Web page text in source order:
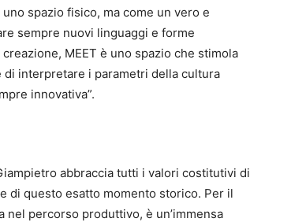
spazio fisico, ma come un vero e
sempre nuovi linguaggi e forme
MEET è uno spazio che stimola
di interpretare i parametri della cultura
innovativa”.
abbraccia tutti i valori costitutivi di
di questo esatto momento storico. Per il
nel percorso produttivo, è un’immensa